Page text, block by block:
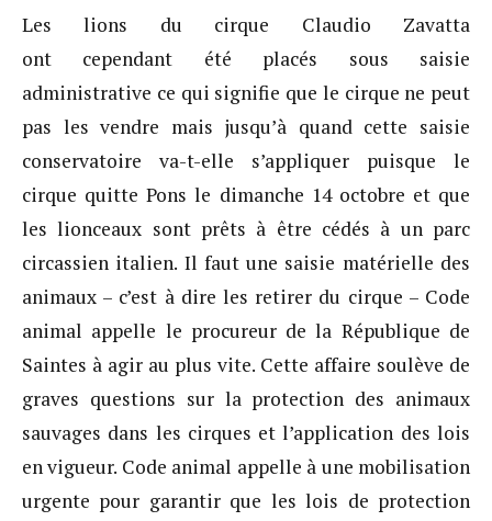
Les lions du cirque Claudio Zavatta
ont cependant été placés sous saisie
administrative ce qui signifie que le cirque ne peut
pas les vendre mais jusqu’à quand cette saisie
conservatoire va-t-elle s’appliquer puisque le
cirque quitte Pons le dimanche 14 octobre et que
les lionceaux sont prêts à être cédés à un parc
circassien italien. Il faut une saisie matérielle des
animaux – c’est à dire les retirer du cirque – Code
animal appelle le procureur de la République de
Saintes à agir au plus vite. Cette affaire soulève de
graves questions sur la protection des animaux
sauvages dans les cirques et l’application des lois
en vigueur. Code animal appelle à une mobilisation
urgente pour garantir que les lois de protection